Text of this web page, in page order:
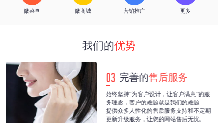
微菜单 微商城 营销推广 更多
我们的优势
03 完善的售后服务
始终坚持“为客户设计，让客户满意”的服
务理念，客户的难题就是我们的难题
提供众多人性化的售后服务支持和不定期
更新升级服务，让您的网站售后无忧。